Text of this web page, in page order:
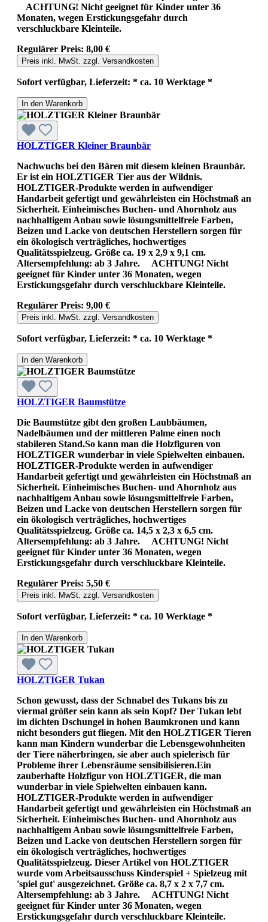
ACHTUNG! Nicht geeignet für Kinder unter 36
Monaten, wegen Erstickungsgefahr durch
verschluckbare Kleinteile.
Regulärer Preis: 8,00 €
Preis inkl. MwSt. zzgl. Versandkosten
Sofort verfügbar, Lieferzeit: * ca. 10 Werktage *
In den Warenkorb
HOLZTIGER Kleiner Braunbär
Nachwuchs bei den Bären mit diesem kleinen Braunbär.
Er ist ein HOLZTIGER Tier aus der Wildnis.
HOLZTIGER-Produkte werden in aufwendiger
Handarbeit gefertigt und gewährleisten ein Höchstmaß an
Sicherheit. Einheimisches Buchen- und Ahornholz aus
nachhaltigem Anbau sowie lösungsmittelfreie Farben,
Beizen und Lacke von deutschen Herstellern sorgen für
ein ökologisch verträgliches, hochwertiges
Qualitätsspielzeug. Größe ca. 19 x 2,9 x 9,1 cm.
Altersempfehlung: ab 3 Jahre. ACHTUNG! Nicht
geeignet für Kinder unter 36 Monaten, wegen
Erstickungsgefahr durch verschluckbare Kleinteile.
Regulärer Preis: 9,00 €
Preis inkl. MwSt. zzgl. Versandkosten
Sofort verfügbar, Lieferzeit: * ca. 10 Werktage *
In den Warenkorb
HOLZTIGER Baumstütze
Die Baumstütze gibt den großen Laubbäumen,
Nadelbäumen und der mittleren Palme einen noch
stabileren Stand.So kann man die Holzfiguren von
HOLZTIGER wunderbar in viele Spielwelten einbauen.
HOLZTIGER-Produkte werden in aufwendiger
Handarbeit gefertigt und gewährleisten ein Höchstmaß an
Sicherheit. Einheimisches Buchen- und Ahornholz aus
nachhaltigem Anbau sowie lösungsmittelfreie Farben,
Beizen und Lacke von deutschen Herstellern sorgen für
ein ökologisch verträgliches, hochwertiges
Qualitätsspielzeug. Größe ca. 14,5 x 2,3 x 6,5 cm.
Altersempfehlung: ab 3 Jahre. ACHTUNG! Nicht
geeignet für Kinder unter 36 Monaten, wegen
Erstickungsgefahr durch verschluckbare Kleinteile.
Regulärer Preis: 5,50 €
Preis inkl. MwSt. zzgl. Versandkosten
Sofort verfügbar, Lieferzeit: * ca. 10 Werktage *
In den Warenkorb
HOLZTIGER Tukan
Schon gewusst, dass der Schnabel des Tukans bis zu
viermal größer sein kann als sein Kopf? Der Tukan lebt
im dichten Dschungel in hohen Baumkronen und kann
nicht besonders gut fliegen. Mit den HOLZTIGER Tieren
kann man Kindern wunderbar die Lebensgewohnheiten
der Tiere näherbringen, sie aber auch spielerisch für
Probleme ihrer Lebensräume sensibilisieren.Ein
zauberhafte Holzfigur von HOLZTIGER, die man
wunderbar in viele Spielwelten einbauen kann.
HOLZTIGER-Produkte werden in aufwendiger
Handarbeit gefertigt und gewährleisten ein Höchstmaß an
Sicherheit. Einheimisches Buchen- und Ahornholz aus
nachhaltigem Anbau sowie lösungsmittelfreie Farben,
Beizen und Lacke von deutschen Herstellern sorgen für
ein ökologisch verträgliches, hochwertiges
Qualitätsspielzeug. Dieser Artikel von HOLZTIGER
wurde vom Arbeitsausschuss Kinderspiel + Spielzeug mit
'spiel gut' ausgezeichnet. Größe ca. 8,7 x 2 x 7,7 cm.
Altersempfehlung: ab 3 Jahre. ACHTUNG! Nicht
geeignet für Kinder unter 36 Monaten, wegen
Erstickungsgefahr durch verschluckbare Kleinteile.